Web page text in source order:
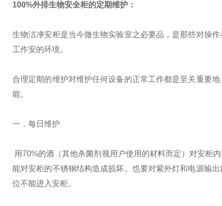
100%外排生物安全柜的定期维护：
生物洁净安柜是当今微生物实验室之必要品，是那些对操
工作安的环境。
合理定期的维护对维护任何设备的正常工作都是至关重要
能。
一．每日维护
用70%的酒（其他杀菌剂视用户使用的材料而定）对安柜
能对安柜的不锈钢结构造成损坏。也要对紫外灯和电源输
位不能进入安柜。